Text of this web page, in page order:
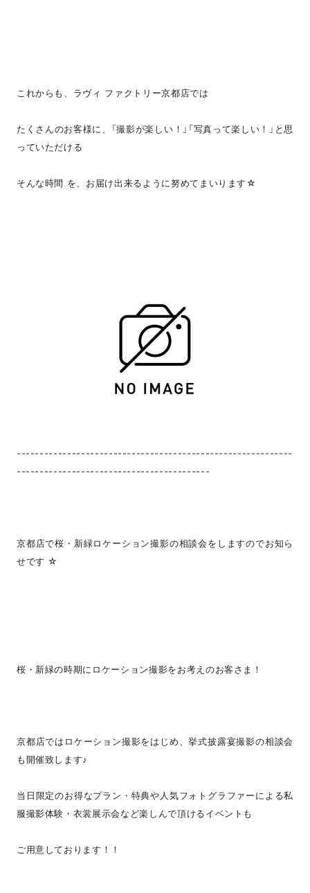
これからも、ラヴィ ファクトリー京都店では
たくさんのお客様に、「撮影が楽しい！」「写真って楽しい！」と思
っていただける
そんな時間 を、お届け出来るように努めてまいります☆
------------------------------------------------------------
------------------------------------------
京都店で桜・新緑ロケーション撮影の相談会をしますのでお知ら
せです ☆
桜・新緑の時期にロケーション撮影をお考えのお客さま！
京都店ではロケーション撮影をはじめ、挙式披露宴撮影の相談会
も開催致します♪
当日限定のお得なプラン・特典や人気フォトグラファーによる私
服撮影体験・衣裳展示会など楽しんで頂けるイベントも
ご用意しております！！